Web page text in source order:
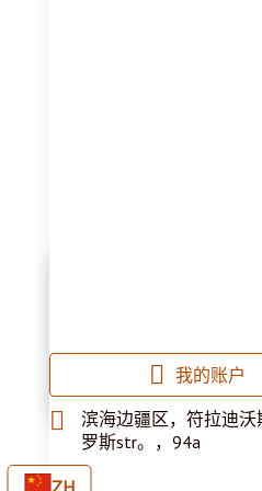
本网站使用信息记录
好。如需了解更多详
我的账户
滨海边疆区，符拉迪沃
罗斯str。，94a
ZH